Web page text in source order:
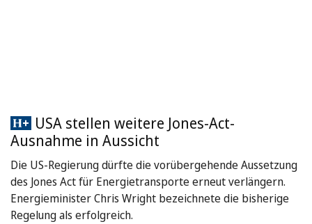
USA stellen weitere Jones-Act-
Ausnahme in Aussicht
Die US-Regierung dürfte die vorübergehende Aussetzung
des Jones Act für Energietransporte erneut verlängern.
Energieminister Chris Wright bezeichnete die bisherige
Regelung als erfolgreich.